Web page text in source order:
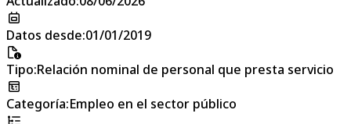
Datos desde:01/01/2019
Tipo:Relación nominal de personal que presta servicio
Categoría:Empleo en el sector público